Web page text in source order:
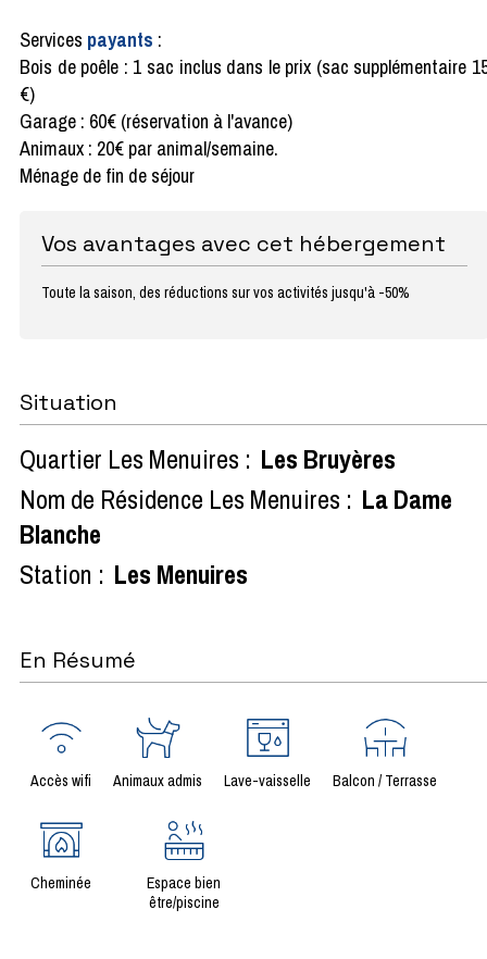
Services payants :
Bois de poêle : 1 sac inclus dans le prix (sac supplémentaire
€)
Garage : 60€ (réservation à l'avance)
Animaux : 20€ par animal/semaine.
Ménage de fin de séjour
Vos avantages avec cet hébergement
Toute la saison, des réductions sur vos activités jusqu'à -50%
Situation
Quartier Les Menuires : Les Bruyères
Nom de Résidence Les Menuires : La Dame
Blanche
Station : Les Menuires
En Résumé
Accès wifi Animaux admis Lave-vaisselle Balcon / Terrasse
Cheminée
Espace bien
être/piscine